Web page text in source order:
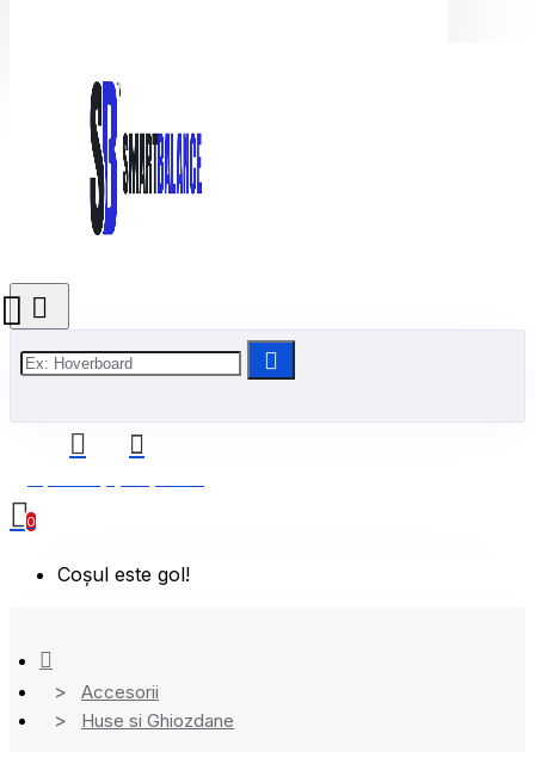
0
Coșul este gol!
Accesorii
Huse si Ghiozdane